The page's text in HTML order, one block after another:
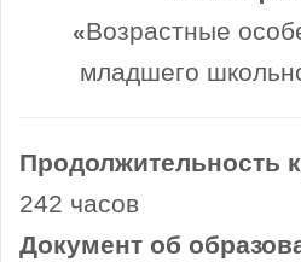
«Возрастные
младшего
Продолжительность
242 часов
Документ об